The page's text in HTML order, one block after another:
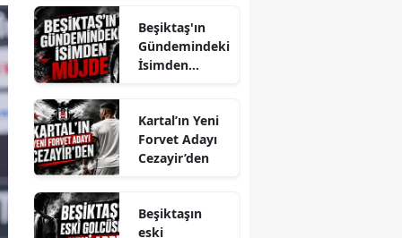
Beşiktaş'ın
Gündemindeki
İsimden
Kartal’ın Yeni
Forvet Adayı
Cezayir’den
Beşiktaşın
eski